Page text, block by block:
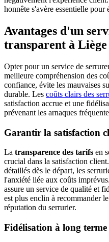
honnête s'avère essentielle pour
Avantages d'un
transparent à Liège
Opter pour un service de
meilleure compréhension des
confiance, évite les mauvaises
durable. Les coûts clairs des
satisfaction accrue et une
prévenant les arnaques
Garantir la satisfaction
La transparence des tarifs en
crucial dans la satisfaction
détaillés dès le départ, les
l'anxiété liée aux coûts
assure un service de qualité et
est plus enclin à recommander
réputation du serrurier.
Fidélisation à long terme